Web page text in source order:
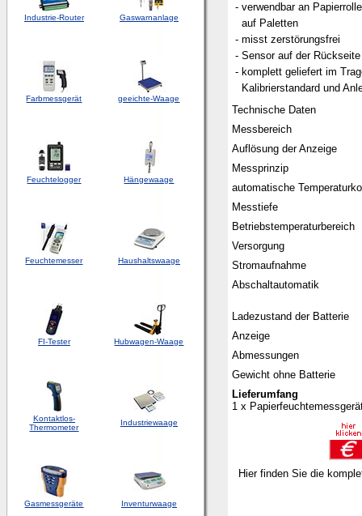
Industrie-Router Gaswarnanlage
Farbmessgerät geeichte-Waage
Feuchtelogger Hängewaage
Feuchtemesser Haushaltswaage
FI-Tester Hubwagen-Waage
Kontaktlos-
Thermometer
Industriewaage
Gasmessgeräte Inventurwaage
- verwendbar an
auf Paletten
- misst zerstörungsfrei
- Sensor auf der Rückseite
- komplett geliefert im
Kalibrierstandard und
Technische Daten
Messbereich
Auflösung der Anzeige
Messprinzip
automatische
Messtiefe
Betriebstemperaturbereich
Versorgung
Stromaufnahme
Abschaltautomatik
Ladezustand der Batterie
Anzeige
Abmessungen
Gewicht ohne Batterie
Lieferumfang
1 x
Hier finden Sie die